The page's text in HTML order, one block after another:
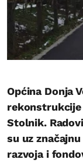
Općina Donja
rekonstrukcije
Stolnik.
su uz
razvoja i